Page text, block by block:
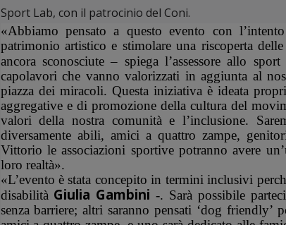
Sport Lab, con il patrocinio del Coni.
«Abbiamo pensato a questo evento con
patrimonio artistico e stimolare una riscoperta
ancora sconosciute – spiega l’assessore allo sport
capolavori che vanno valorizzati in aggiunta al
piazza dei miracoli. Questa iniziativa è ideata
aggregative e di promozione della cultura del
valori della nostra comunità e l’inclusione.
diversamente abili, amici a quattro zampe,
Vittorio le associazioni sportive potranno avere
loro realtà».
«L’evento è stata concepito in termini inclusivi
disabilità Giulia Gambini -. Sarà possibile
senza barriere; altri saranno pensati ‘dog